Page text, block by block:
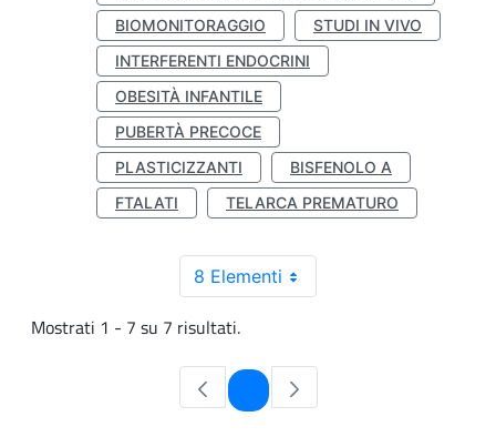
BIOMONITORAGGIO
STUDI IN VIVO
INTERFERENTI ENDOCRINI
OBESITÀ INFANTILE
PUBERTÀ PRECOCE
PLASTICIZZANTI
BISFENOLO A
FTALATI
TELARCA PREMATURO
8 Elementi
Mostrati 1 - 7 su 7 risultati.
Pagina